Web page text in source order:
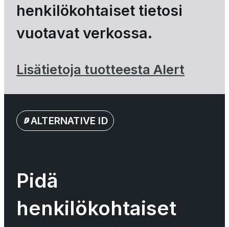
henkilökohtaiset tietosi
vuotavat verkossa.
Lisätietoja tuotteesta Alert
ALTERNATIVE ID
Pidä
henkilökohtaiset